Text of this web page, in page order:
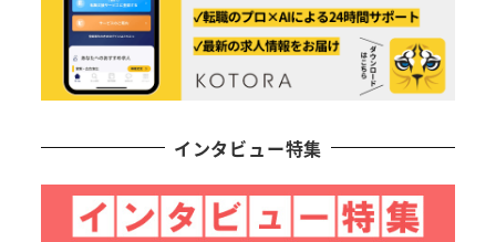
インタビュー特集